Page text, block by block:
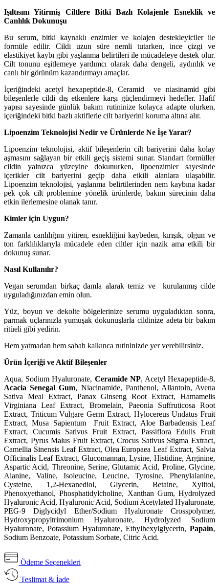
Işıltısını Yitirmiş Ciltlere Bitki Bazlı Kolajenle Esneklik ve
Canlılık Dokunuşu
Bu serum, bitki kaynaklı enzimler ve kolajen destekleyiciler ile
formüle edilir. Cildi uzun süre nemli tutarken, ince çizgi ve
elastikiyet kaybı gibi yaşlanma belirtileri ile mücadeleye destek olur.
Cilt tonunu eşitlemeye yardımcı olarak daha dengeli, aydınlık ve
canlı bir görünüm kazandırmayı amaçlar.
İçeriğindeki acetyl hexapeptide-8, Ceramid
ve niasinamid gibi
bileşenlerle cildi dış etkenlere karşı güçlendirmeyi hedefler. Hafif
yapısı sayesinde günlük bakım rutininize kolayca adapte olurken,
içeriğindeki bitki bazlı aktiflerle cilt bariyerini koruma altına alır.
Lipoenzim Teknolojisi Nedir ve Ürünlerde Ne İşe Yarar?
Lipoenzim teknolojisi, aktif bileşenlerin cilt bariyerini daha kolay
aşmasını sağlayan bir etkili geçiş sistemi sunar. Standart formüller
cildin yalnızca yüzeyine dokunurken, lipoenzimler sayesinde
içerikler cilt bariyerini geçip daha etkili alanlara ulaşabilir.
Lipoenzim teknolojisi, yaşlanma belirtilerinden nem kaybına kadar
pek çok cilt problemine yönelik ürünlerde, bakım sürecinin daha
etkin ilerlemesine olanak tanır.
Kimler için Uygun?
Zamanla canlılığını yitiren, esnekliğini kaybeden, kırışık, olgun ve
ton farklılıklarıyla mücadele eden ciltler için nazik ama etkili bir
dokunuş sunar.
Nasıl Kullanılır?
Vegan serumdan birkaç damla alarak temiz ve
kurulanmış cilde
uyguladığınızdan emin olun.
Yüz, boyun ve dekolte bölgelerinize serumu uyguladıktan sonra,
parmak uçlarınızla yumuşak dokunuşlarla cildinize adeta bir bakım
ritüeli gibi yedirin.
Hem yatmadan hem sabah kalkınca rutininizde yer verebilirsiniz.
Ürün İçeriği ve Aktif Bileşenler
Aqua, Sodium Hyaluronate, Ceramide NP, Acetyl Hexapeptide-8,
Acacia Senegal Gum, Niacinamide, Panthenol, Allantoin, Avena
Sativa Meal Extract, Panax Ginseng Root Extract, Hamamelis
Virginiana Leaf Extract, Bromelain, Paeonia Suffruticosa Root
Extract, Triticum Vulgare Germ Extract, Hylocereus Undatus Fruit
Extract, Musa Sapientum
Fruit Extract, Aloe Barbadensis Leaf
Extract, Cucumis Sativus Fruit Extract, Passiflora Edulis Fruit
Extract, Pyrus Malus Fruit Extract, Crocus Sativus Stigma Extract,
Camellia Sinensis Leaf Extract, Olea Europaea Leaf Extract, Salvia
Officinalis Leaf Extract, Glucomannan, Lysine, Histidine, Arginine,
Aspartic Acid, Threonine, Serine, Glutamic Acid, Proline, Glycine,
Alanine, Valine, Isoleucine, Leucine, Tyrosine, Phenylalanine,
Cysteine, 1,2-Hexanediol, Glycerin, Betaine, Xylitol,
Phenoxyethanol, Phosphatidylcholine, Xanthan Gum, Hydrolyzed
Hyaluronic Acid, Hyaluronic Acid, Sodium Acetylated Hyaluronate,
PEG-9 Diglycidyl Ether/Sodium Hyaluronate Crosspolymer,
Hydroxypropyltrimonium Hyaluronate, Hydrolyzed Sodium
Hyaluronate, Potassium Hyaluronate, Ethylhexylglycerin, Papain,
Sodium Benzoate, Potassium Sorbate, Citric Acid.
Ödeme Seçenekleri
Teslimat & İade